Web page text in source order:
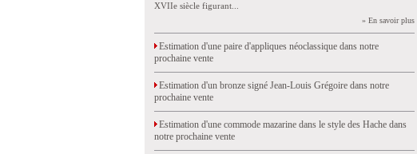
XVIIe siècle figurant...
» En savoir plus
Estimation d'une paire d'appliques néoclassique dans notre
prochaine vente
Estimation d'un bronze signé Jean-Louis Grégoire dans notre
prochaine vente
Estimation d'une commode mazarine dans le style des Hache dans
notre prochaine vente